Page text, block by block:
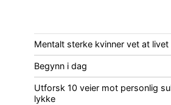
Mentalt sterke kvinner vet at livet
Begynn i dag
Utforsk 10 veier mot personlig
lykke